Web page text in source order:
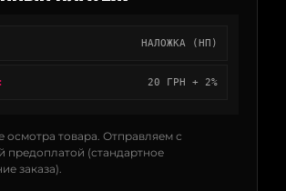
НАЛОЖКА (НП)
20 ГРН + 2%
осмотра товара. Отправляем с
предоплатой (стандартное
заказа).